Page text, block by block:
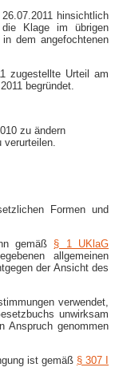
hinsichtlich
Klage im übrigen
dem angefochtenen
zugestellte Urteil am
begründet.
zu ändern
Formen und
gemäß § 1 UKlaG
allgemeinen
der Ansicht des
verwendet,
unwirksam
Anspruch genommen
ist gemäß § 307 I